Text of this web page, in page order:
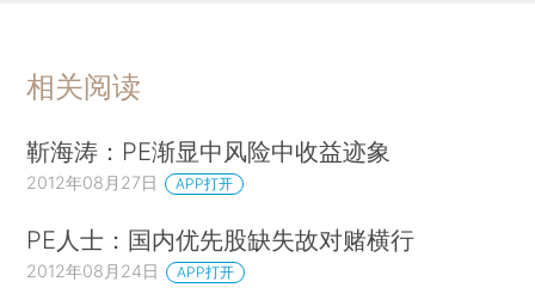
相关阅读
靳海涛：PE渐显中风险中收益迹象
2012年08月27日 APP打开
PE人士：国内优先股缺失故对赌横行
2012年08月24日 APP打开